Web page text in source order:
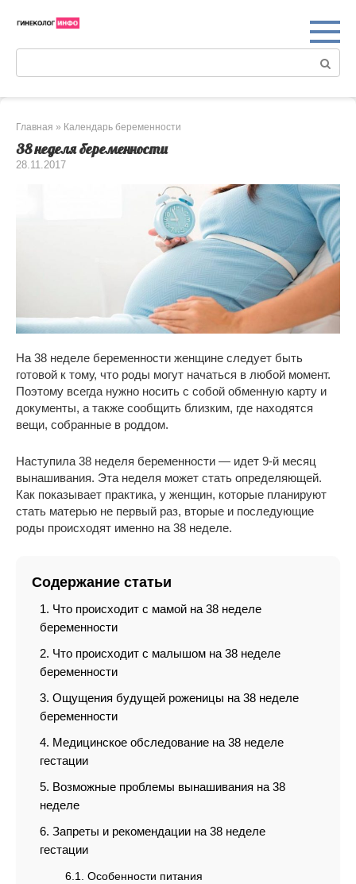
Главная » Календарь беременности
38 неделя беременности
28.11.2017
На 38 неделе беременности женщине следует быть
готовой к тому, что роды могут начаться в любой момент.
Поэтому всегда нужно носить с собой обменную карту и
документы, а также сообщить близким, где находятся
вещи, собранные в роддом.
Наступила 38 неделя беременности — идет 9-й месяц
вынашивания. Эта неделя может стать определяющей.
Как показывает практика, у женщин, которые планируют
стать матерью не первый раз, вторые и последующие
роды происходят именно на 38 неделе.
Содержание статьи
Что происходит с мамой на 38 неделе
беременности
Что происходит с малышом на 38 неделе
беременности
Ощущения будущей роженицы на 38 неделе
беременности
Медицинское обследование на 38 неделе
гестации
Возможные проблемы вынашивания на 38
неделе
Запреты и рекомендации на 38 неделе
гестации
Особенности питания